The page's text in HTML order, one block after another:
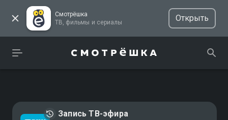
Смотрёшка
ТВ, фильмы и сериалы
Открыть
Запись ТВ-эфира